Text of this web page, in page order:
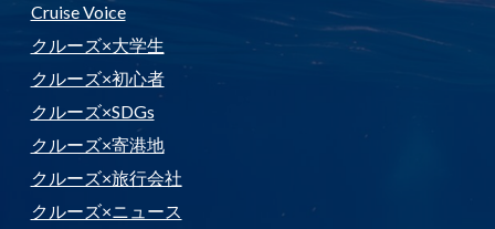
Cruise Voice
クルーズ×大学生
クルーズ×初心者
クルーズ×SDGs
クルーズ×寄港地
クルーズ×旅行会社
クルーズ×ニュース